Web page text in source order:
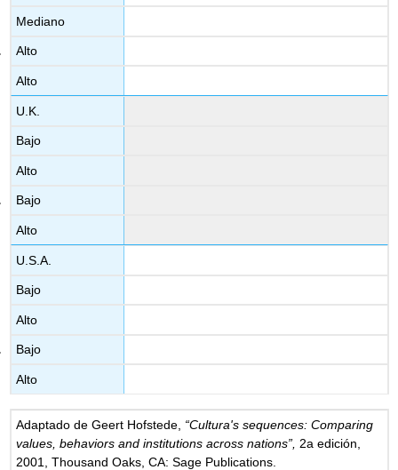
Mediano
Alto
Alto
U.K.
Bajo
Alto
Bajo
Alto
U.S.A.
Bajo
Alto
Bajo
Alto
Adaptado de Geert Hofstede, “Cultura's sequences: Comparing
values, behaviors and institutions across nations”, 2a edición,
2001, Thousand Oaks, CA: Sage Publications.